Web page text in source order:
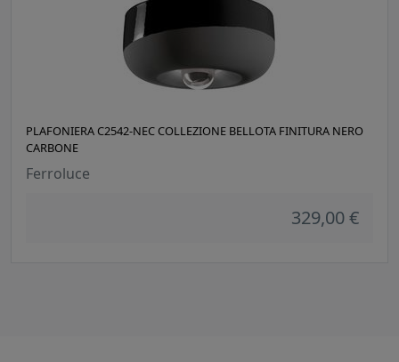
PLAFONIERA C2542-NEC COLLEZIONE BELLOTA FINITURA NERO
CARBONE
Ferroluce
329,00 €